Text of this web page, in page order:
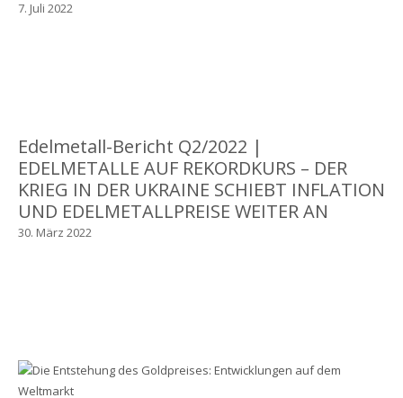
7. Juli 2022
Edelmetall-Bericht Q2/2022 |
EDELMETALLE AUF REKORDKURS – DER
KRIEG IN DER UKRAINE SCHIEBT INFLATION
UND EDELMETALLPREISE WEITER AN
30. März 2022